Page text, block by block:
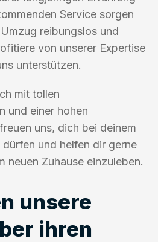
Service sorgen
reibungslos und
von unserer Expertise
unterstützen.
mit tollen
und einer hohen
uns, dich bei deinem
und helfen dir gerne
neuen Zuhause einzuleben.
unsere
ihren